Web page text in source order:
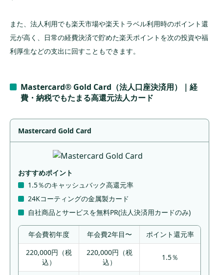
また、法人利用でも楽天市場や楽天トラベル利用時のポイント還
元が高く、日常の経費決済で貯めた楽天ポイントを次の投資や福
利厚生などの支出に回すこともできます。
Mastercard® Gold Card（法人口座決済用）｜経
費・納税でもたまる高還元法人カード
Mastercard Gold Card
おすすめポイント
1.5％のキャッシュバック高還元率
24Kコーティングの金属製カード
自社商品とサービスを無料PR(法人決済用カードのみ)
年会費初年度 年会費2年目〜
ポイント還元率
220,000円（税
込）
220,000円（税
込）
1.5％